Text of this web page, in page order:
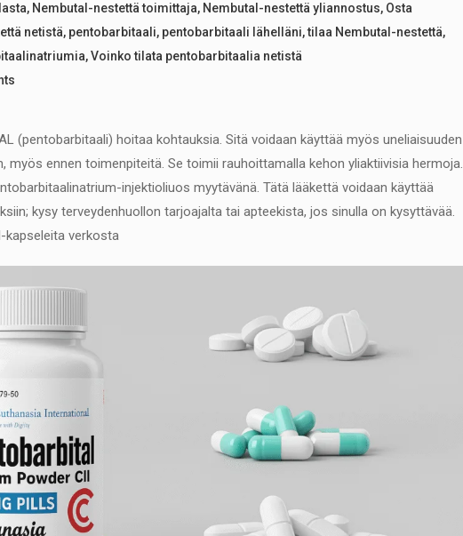
, Nembutal-nestettä toimittaja, Nembutal-nestettä yliannostus, Osta
netistä, pentobarbitaali, pentobarbitaali lähelläni,tilaa Nembutal-nestettä,
,Voinko tilata pentobarbitaalia netistä
(pentobarbitaali) hoitaa kohtauksia. Sitä voidaan käyttää myös uneliaisuuden
myös ennen toimenpiteitä. Se toimii rauhoittamalla kehon yliaktiivisia hermoja.
injektioliuos myytävänä. Tätä lääkettä voidaan käyttää
kysy terveydenhuollon tarjoajalta tai apteekista, jos sinulla on kysyttävää.
kapseleita verkosta